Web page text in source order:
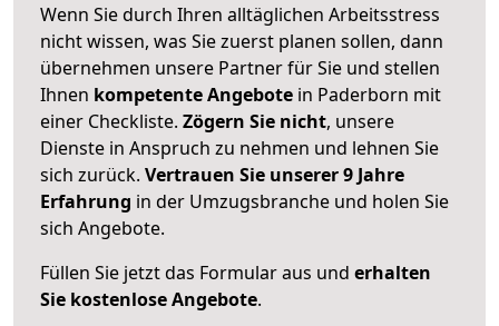
Wenn Sie durch Ihren alltäglichen Arbeitsstress
nicht wissen, was Sie zuerst planen sollen, dann
übernehmen unsere Partner für Sie und stellen
Ihnen kompetente Angebote in Paderborn mit
einer Checkliste. Zögern Sie nicht, unsere
Dienste in Anspruch zu nehmen und lehnen Sie
sich zurück. Vertrauen Sie unserer 9 Jahre
Erfahrung in der Umzugsbranche und holen Sie
sich Angebote.
Füllen Sie jetzt das Formular aus und erhalten
Sie kostenlose Angebote.